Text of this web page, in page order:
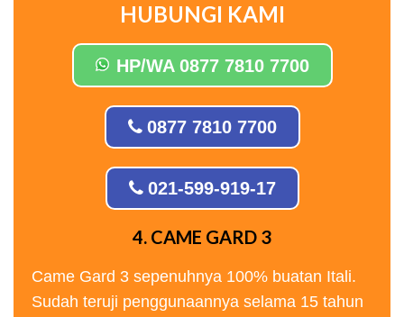
HUBUNGI KAMI
HP/WA 0877 7810 7700
0877 7810 7700
021-599-919-17
4. CAME GARD 3
Came Gard 3 sepenuhnya 100% buatan Itali.
Sudah teruji penggunaannya selama 15 tahun